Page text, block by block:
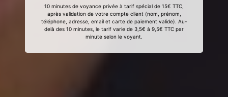
10 minutes de voyance privée à tarif spécial de 15€ TTC,
après validation de votre compte client (nom, prénom,
téléphone, adresse, email et carte de paiement valide). Au-
delà des 10 minutes, le tarif varie de 3,5€ à 9,5€ TTC par
minute selon le voyant.